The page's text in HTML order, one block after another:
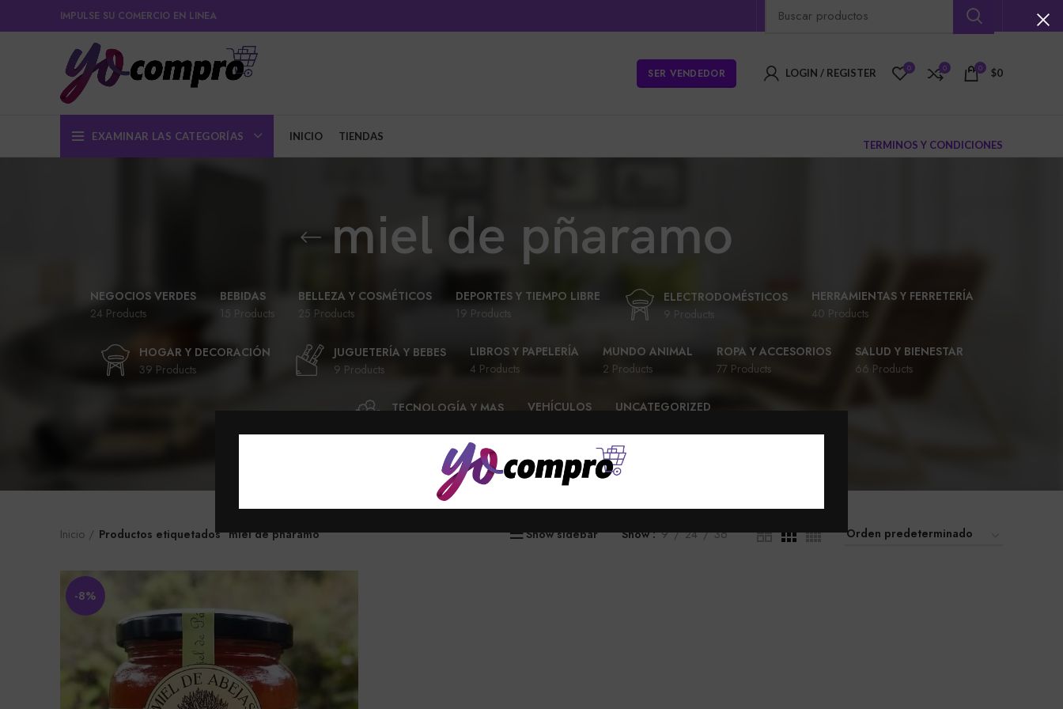
IMPULSE SU COMERCIO EN LINEA
SER VENDEDOR LOGIN / REGISTER 0 0 0 $0
EXAMINAR LAS CATEGORÍAS INICIO TIENDAS
TERMINOS Y CONDICIONES
miel de pñaramo
NEGOCIOS VERDES
24 Products
BEBIDAS
15 Products
BELLEZA Y COSMÉTICOS
25 Products
DEPORTES Y TIEMPO LIBRE
19 Products
ELECTRODOMÉSTICOS
9 Products
HERRAMIENTAS Y FERRETERÍA
40 Products
HOGAR Y DECORACIÓN
39 Products
JUGUETERÍA Y BEBES
9 Products
LIBROS Y PAPELERÍA
4 Products
MUNDO ANIMAL
2 Products
ROPA Y ACCESORIOS
77 Products
SALUD Y BIENESTAR
66 Products
TECNOLOGÍA Y MAS
VEHÍCULOS
UNCATEGORIZED
Inicio Productos etiquetados “miel de pñaramo” Show sidebar Show 9 24 36
-8%